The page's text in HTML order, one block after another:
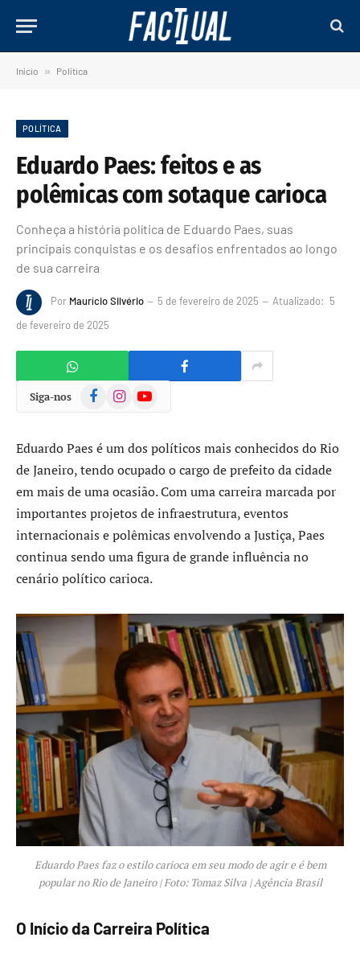
Início » Política
POLÍTICA
Eduardo Paes: feitos e as
polêmicas com sotaque carioca
Conheça a história política de Eduardo Paes, suas
principais conquistas e os desafios enfrentados ao longo
de sua carreira
Por Maurício Silvério 5 de fevereiro de 2025 Atualizado: 5
de fevereiro de 2025
Siga-nos FacebookInstagramYouTube
Eduardo Paes é um dos políticos mais conhecidos do Rio
de Janeiro, tendo ocupado o cargo de prefeito da cidade
em mais de uma ocasião. Com uma carreira marcada por
importantes projetos de infraestrutura, eventos
internacionais e polêmicas envolvendo a Justiça, Paes
continua sendo uma figura de grande influência no
cenário político carioca.
Eduardo Paes faz o estilo carioca em seu modo de agir e é bem
popular no Rio de Janeiro | Foto: Tomaz Silva | Agência Brasil
O Início da Carreira Política